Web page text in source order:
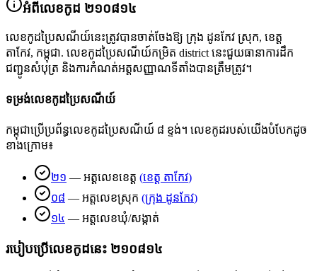
អំពីលេខកូដ ២១០៨១៤
លេខកូដប្រៃសណីយ៍នេះត្រូវបានចាត់ចែងឱ្យ ក្រុង ដូនកែវ ស្រុក, ខេត្ត
តាកែវ, កម្ពុជា. លេខកូដប្រៃសណីយ៍កម្រិត district នេះជួយធានាការដឹក
ជញ្ជូនសំបុត្រ និងការកំណត់អត្តសញ្ញាណទីតាំងបានត្រឹមត្រូវ។
ទម្រង់លេខកូដប្រៃសណីយ៍
កម្ពុជាប្រើប្រព័ន្ធលេខកូដប្រៃសណីយ៍ ៨ ខ្ទង់។ លេខកូដរបស់យើងបំបែកដូច
ខាងក្រោម៖
២១ — អត្តលេខខេត្ត (ខេត្ត តាកែវ)
០៨ — អត្តលេខស្រុក (ក្រុង ដូនកែវ)
១៤ — អត្តលេខឃុំ/សង្កាត់
របៀបប្រើលេខកូដនេះ ២១០៨១៤